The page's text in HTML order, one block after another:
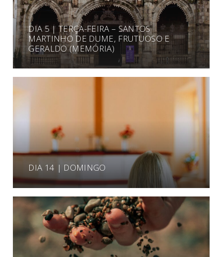
DIA 5 | TERÇA-FEIRA – SANTOS
MARTINHO DE DUME, FRUTUOSO E
GERALDO (MEMÓRIA)
DIA 14 | DOMINGO